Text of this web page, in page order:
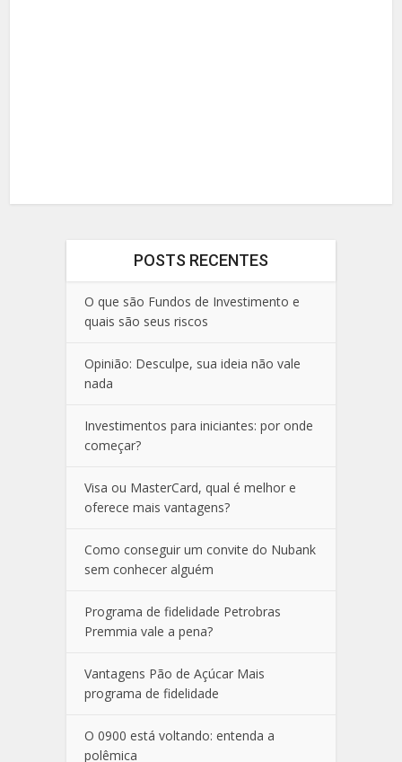
POSTS RECENTES
O que são Fundos de Investimento e
quais são seus riscos
Opinião: Desculpe, sua ideia não vale
nada
Investimentos para iniciantes: por onde
começar?
Visa ou MasterCard, qual é melhor e
oferece mais vantagens?
Como conseguir um convite do Nubank
sem conhecer alguém
Programa de fidelidade Petrobras
Premmia vale a pena?
Vantagens Pão de Açúcar Mais
programa de fidelidade
O 0900 está voltando: entenda a
polêmica